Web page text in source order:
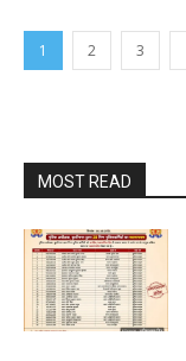
1 2 3
MOST READ